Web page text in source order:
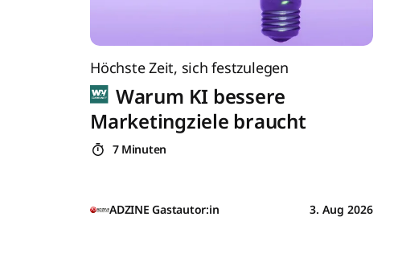
Höchste Zeit, sich festzulegen
Warum KI bessere
Marketingziele braucht
7 Minuten
ADZINE Gastautor:in 3. Aug 2026